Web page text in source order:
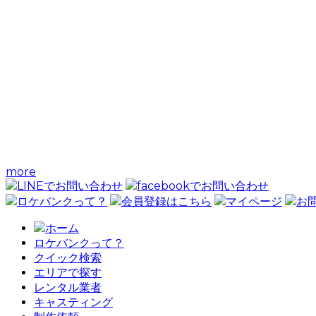
more
LINEでお問い合わせ
facebookでお問い合わせ
ロケバンクって？
会員登録はこちら マイページ
お
ホーム
ロケバンクって？
クイック検索
エリアで探す
レンタル業者
キャスティング